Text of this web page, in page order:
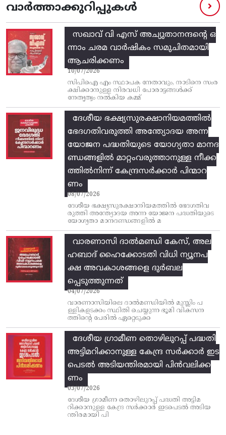
വാർത്താക്കുറിപ്പുകൾ
സഖാവ് വി എസ്‌ അച്യുതാനന്ദന്റെ ഒ
ന്നാം ചരമ വാര്‍ഷികം സമുചിതമായി
ആചരിക്കണം
10/07/2026
സിപിഐ എം സ്ഥാപക നേതാവും, നാടിനെ സംര
ക്ഷിക്കാനുള്ള നിരവധി പോരാട്ടങ്ങള്‍ക്ക്‌
നേതൃത്വം നല്‍കിയ കമ്മ്
ദേശീയ ഭക്ഷ്യസുരക്ഷാനിയമത്തിൽ
ഭേദഗതിവരുത്തി അന്ത്യോദയ അന്ന
യോജന പദ്ധതിയുടെ യോഗ്യതാ മാനദ
ണ്ഡങ്ങളിൽ മാറ്റംവരുത്താനുള്ള നീക്ക
ത്തിൽനിന്ന്‌ കേന്ദ്രസർക്കാർ പിന്മാറ
ണം
08/07/2026
ദേശീയ ഭക്ഷ്യസുരക്ഷാനിയമത്തിൽ ഭേദഗതിവ
രുത്തി അന്ത്യോദയ അന്ന യോജന പദ്ധതിയുടെ
യോഗ്യതാ മാനദണ്ഡങ്ങളിൽ മ
വാരണാസി ദാൽമണ്ഡി കേസ്, അല
ഹബാദ് ഹൈക്കോടതി വിധി ന്യൂനപ
ക്ഷ അവകാശങ്ങളെ ദുർബല
പ്പെടുത്തുന്നത്
04/07/2026
വാരണാസിയിലെ ദാൽമണ്ഡിയിൽ മുസ്ലിം പ
ള്ളികളടക്കം സ്ഥിതി ചെയ്യുന്ന ഭൂമി വികസന
ത്തിന്റെ പേരിൽ ഏറ്റെടുക്ക
ദേശീയ ഗ്രാമീണ തൊഴിലുറപ്പ്‌ പദ്ധതി
അട്ടിമറിക്കാനുള്ള കേന്ദ്ര സര്‍ക്കാര്‍ ഇട
പെടല്‍ അടിയന്തിരമായി പിന്‍വലിക്ക
ണം
03/07/2026
ദേശീയ ഗ്രാമീണ തൊഴിലുറപ്പ്‌ പദ്ധതി അട്ടിമ
റിക്കാനുള്ള കേന്ദ്ര സര്‍ക്കാര്‍ ഇടപെടല്‍ അടിയ
ന്തിരമായി പി